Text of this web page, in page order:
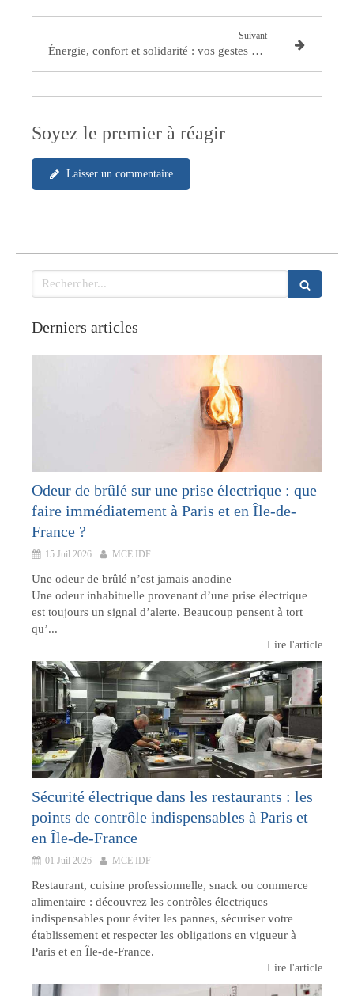
Suivant
Énergie, confort et solidarité : vos gestes comptent !
Soyez le premier à réagir
Laisser un commentaire
Rechercher
Derniers articles
Odeur de brûlé sur une prise électrique : que
faire immédiatement à Paris et en Île-de-
France ?
15 Juil 2026 MCE IDF
Une odeur de brûlé n’est jamais anodine
Une odeur inhabituelle provenant d’une prise électrique
est toujours un signal d’alerte. Beaucoup pensent à tort
qu’...
Lire l'article
Sécurité électrique dans les restaurants : les
points de contrôle indispensables à Paris et
en Île-de-France
01 Juil 2026 MCE IDF
Restaurant, cuisine professionnelle, snack ou commerce
alimentaire : découvrez les contrôles électriques
indispensables pour éviter les pannes, sécuriser votre
établissement et respecter les obligations en vigueur à
Paris et en Île-de-France.
Lire l'article